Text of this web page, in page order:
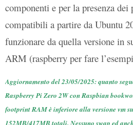
componenti e per la presenza
compatibili a partire da Ubuntu
funzionare da quella versione in
ARM (raspberry per fare
Aggiornamento del 23/05/2025: quanto
Raspberry Pi Zero 2W con Raspbian
footprint RAM è inferiore alla versione vm
152MB/417MB totali. Nessuno swap ed